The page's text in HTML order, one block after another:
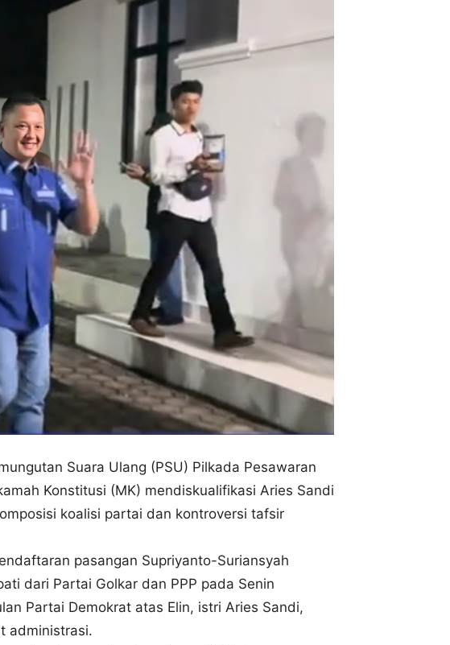
Suara Ulang (PSU) Pilkada Pesawaran
Konstitusi (MK) mendiskualifikasi Aries Sandi
koalisi partai dan kontroversi tafsir
pasangan Supriyanto-Suriansyah
dari Partai Golkar dan PPP pada Senin
Partai Demokrat atas Elin, istri Aries Sandi,
administrasi.